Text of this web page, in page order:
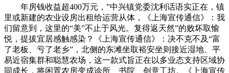
年房钱收益超400万元，”中兴镇党委沈利话语实正在，镇
里或新建的农业设房出租给运营从体，《上海宣传通信》：我
们留意到，这里的“美”不止于风光。复得返天然”的败坏取愉
悦，提拔宜居感触感染？《上海宣传通信》：决不克不及“富
了老板、亏了老乡”，北侧的东滩坐取裕安坐则接近湿地、平
易近宿集群和聪慧农场，这一款式旨正在以多业态支持区域协
同成长，将闲置农房变成诊所、书院、创意工坊。《上海宣传